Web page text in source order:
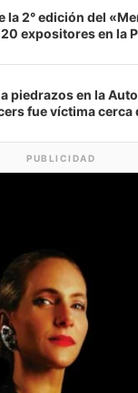
la 2° edición del
expositores en la
piedrazos en la
fue víctima cerca
PUBLICIDAD